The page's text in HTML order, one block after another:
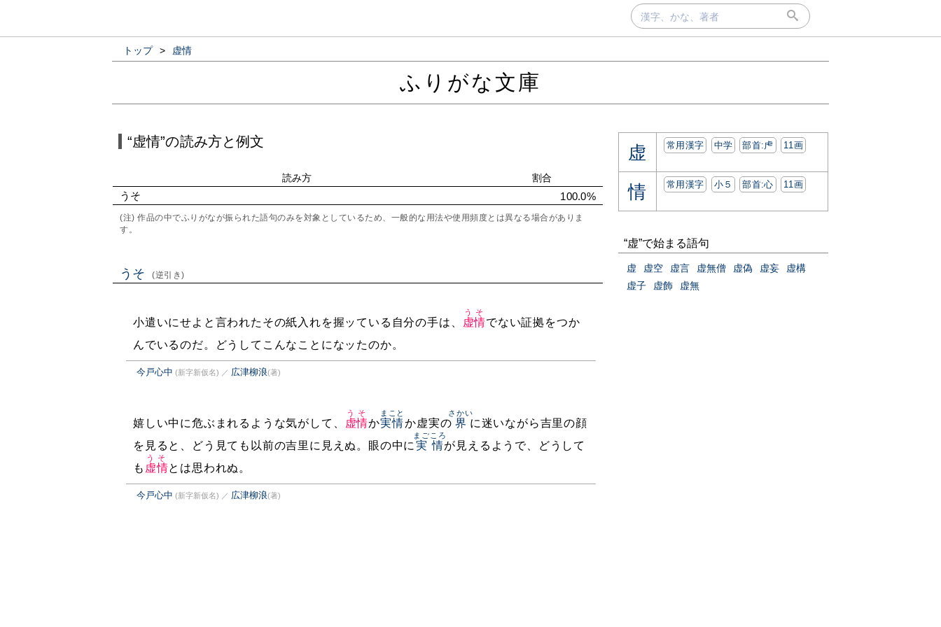
トップ > 虚情
ふりがな文庫
“虚情”の読み方と例文
読み方 割合
うそ 100.0%
(注) 作品の中でふりがなが振られた語句のみを対象としているため、一般的な用法や使用頻度とは異なる場合がありま
す。
うそ (逆引き)
小遣いにせよと言われたその紙入れを握ッている自分の手は、 虚情
うそ
でない証拠をつか
んでいるのだ。どうしてこんなことになッたのか。
今戸心中 (新字新仮名) ／ 広津柳浪(著)
嬉しい中に危ぶまれるような気がして、 虚情
うそ
か実情
まこと
か虚実の 界
さかい
に迷いながら吉里の顔
を見ると、どう見ても以前の吉里に見えぬ。眼の中に 実情
まごころ
が見えるようで、どうして
も 虚情
うそ
とは思われぬ。
今戸心中 (新字新仮名) ／ 広津柳浪(著)
虚 常用漢字 中学 部首:⾌ 11画
情 常用漢字 小５ 部首:⼼ 11画
“虚”で始まる語句
虚 虚空 虚言 虚無僧 虚偽 虚妄
虚構
虚子
虚飾 虚無